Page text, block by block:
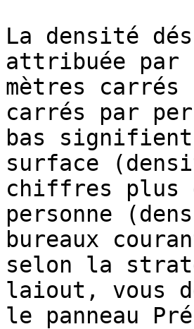
La densité
attribuée par
mètres carrés
carrés par
bas signifient
surface
chiffres plus
personne
bureaux
selon la
laiout, vous
le panneau